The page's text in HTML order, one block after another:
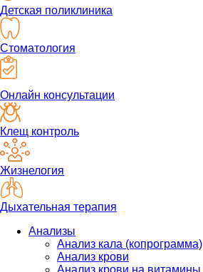
Детская поликлиника
Стоматология
Онлайн консультации
Клещ контроль
Жизнелогия
Дыхательная терапия
Анализы
Анализ кала (копрограмма)
Анализ крови